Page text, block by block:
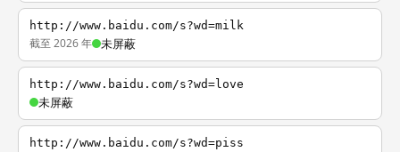
http://www.baidu.com/s?wd=milk
截至 2026 年 未屏蔽
http://www.baidu.com/s?wd=love
未屏蔽
http://www.baidu.com/s?wd=piss